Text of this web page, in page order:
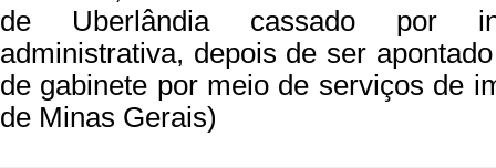
de Uberlândia cassado por
administrativa, depois de ser
de gabinete por meio de serviços de
de Minas Gerais)